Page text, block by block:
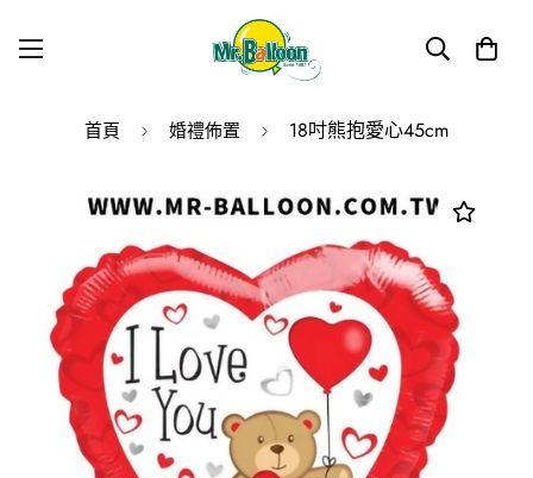
首頁 婚禮佈置 18吋熊抱愛心45cm